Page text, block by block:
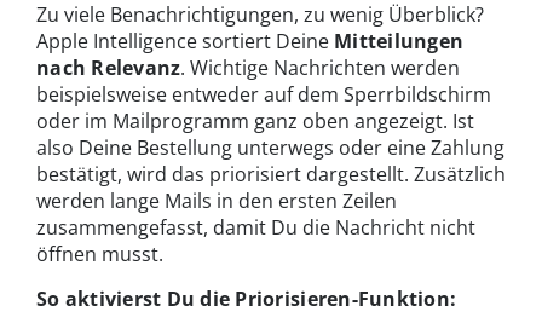
Zu viele Benachrichtigungen, zu wenig Überblick?
Apple Intelligence sortiert Deine Mitteilungen
nach Relevanz. Wichtige Nachrichten werden
beispielsweise entweder auf dem Sperrbildschirm
oder im Mailprogramm ganz oben angezeigt. Ist
also Deine Bestellung unterwegs oder eine Zahlung
bestätigt, wird das priorisiert dargestellt. Zusätzlich
werden lange Mails in den ersten Zeilen
zusammengefasst, damit Du die Nachricht nicht
öffnen musst.
So aktivierst Du die Priorisieren-Funktion: